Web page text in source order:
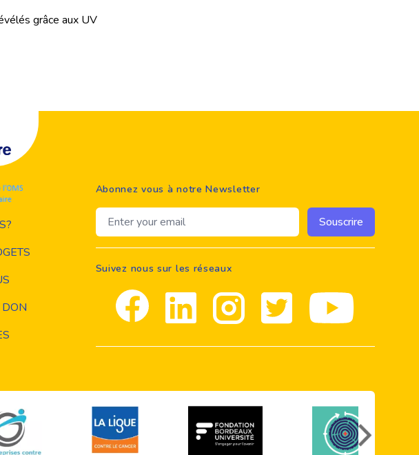
grâce aux UV
Abonnez vous à notre Newsletter
Email address Souscrire
Suivez nous sur les réseaux
Facebook Linkedin Instagram Twitter youtube